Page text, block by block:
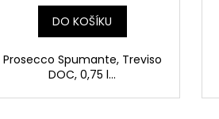
DO KOŠÍKU
Prosecco Spumante, Treviso
DOC, 0,75 l...